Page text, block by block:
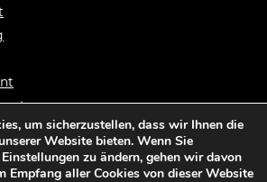
um sicherzustellen, dass wir Ihnen die
Website bieten. Wenn Sie
zu ändern, gehen wir davon
Empfang aller Cookies von dieser Website